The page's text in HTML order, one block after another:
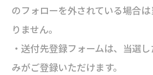
のフォローを外されている場合
りません。
・送付先登録フォームは、当選
みがご登録いただけます。